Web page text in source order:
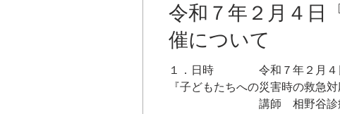
令和７年２月４日
催について
１．日時 令和７年２月４
『子どもたちへの災
講師 相野谷診療所